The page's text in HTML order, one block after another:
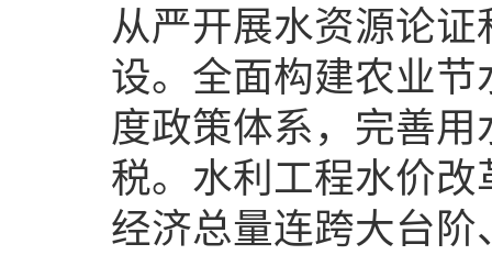
从严开展水资源论
设。全面构建农业
度政策体系，完善
税。水利工程水价
经济总量连跨大台